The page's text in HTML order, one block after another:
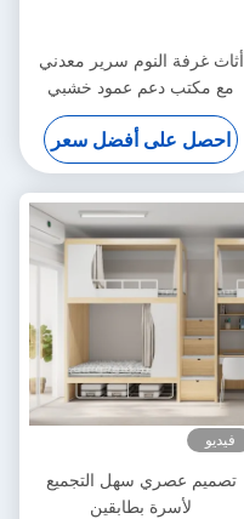
أثاث غرفة النوم سرير معدني
مع مكتب دعم عمود خشبي
تخصيص
احصل على أفضل سعر
فيديو
تصميم عصري سهل التجميع
لأسرة بطابقين